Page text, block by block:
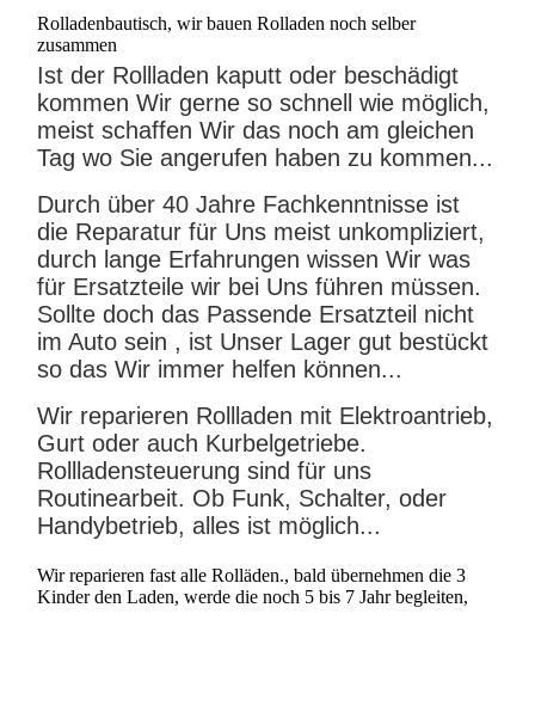
Rolladenbautisch, wir bauen Rolladen noch selber
zusammen
Ist der Rollladen kaputt oder beschädigt
kommen Wir gerne so schnell wie möglich,
meist schaffen Wir das noch am gleichen
Tag wo Sie angerufen haben zu kommen...
Durch über 40 Jahre Fachkenntnisse ist
die Reparatur für Uns meist unkompliziert,
durch lange Erfahrungen wissen Wir was
für Ersatzteile wir bei Uns führen müssen.
Sollte doch das Passende Ersatzteil nicht
im Auto sein , ist Unser Lager gut bestückt
so das Wir immer helfen können...
Wir reparieren Rollladen mit Elektroantrieb,
Gurt oder auch Kurbelgetriebe.
Rollladensteuerung sind für uns
Routinearbeit. Ob Funk, Schalter, oder
Handybetrieb, alles ist möglich...
Wir reparieren fast alle Rolläden., bald übernehmen die 3
Kinder den Laden, werde die noch 5 bis 7 Jahr begleiten,